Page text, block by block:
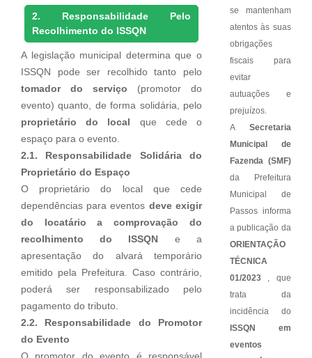
2. Responsabilidade Pelo
Recolhimento do ISSQN
A legislação municipal determina que o
ISSQN pode ser recolhido tanto pelo
tomador do serviço (promotor do
evento) quanto, de forma solidária, pelo
proprietário do local que cede o
espaço para o evento.
2.1. Responsabilidade Solidária do
Proprietário do Espaço
O proprietário do local que cede
dependências para eventos deve exigir
do locatário a comprovação do
recolhimento do ISSQN e a
apresentação do alvará temporário
emitido pela Prefeitura. Caso contrário,
poderá ser responsabilizado pelo
pagamento do tributo.
2.2. Responsabilidade do Promotor
do Evento
se mantenham
atentos às suas
obrigações
fiscais para
evitar
autuações e
prejuízos.
A Secretaria
Municipal de
Fazenda (SMF)
da Prefeitura
Municipal de
Passos informa
a publicação da
ORIENTAÇÃO
TÉCNICA
01/2023, que
trata da
incidência do
ISSQN em
eventos